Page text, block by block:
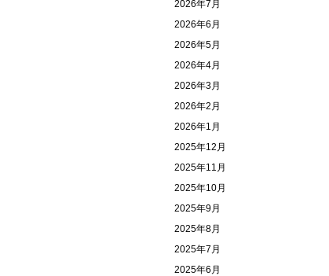
2026年7月
2026年6月
2026年5月
2026年4月
2026年3月
2026年2月
2026年1月
2025年12月
2025年11月
2025年10月
2025年9月
2025年8月
2025年7月
2025年6月